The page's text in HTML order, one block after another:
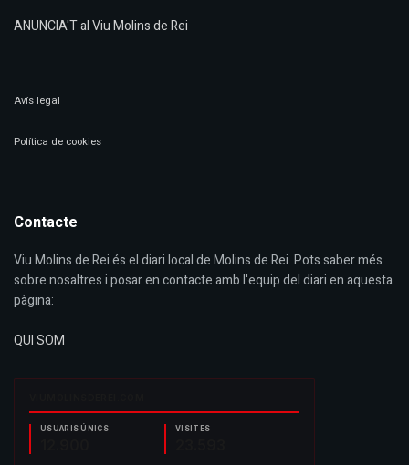
ANUNCIA'T al Viu Molins de Rei
Avís legal
Política de cookies
Contacte
Viu Molins de Rei és el diari local de Molins de Rei. Pots saber més
sobre nosaltres i posar en contacte amb l'equip del diari en aquesta
pàgina:
QUI SOM